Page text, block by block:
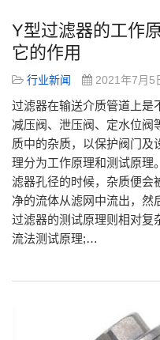
Y型过滤器的工作
它的作用
行业新闻 2021年7月5
过滤器在输送介质管道上是
减压阀、泄压阀、定水位阀
质中的杂质，以保护阀门及
理分为工作原理和测试原理
滤器孔径的时候，杂质便会
净的流体从滤网中流出，然
过滤器的测试原理则相对复
流法测试原理;…